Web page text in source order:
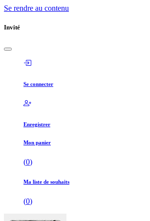
Se rendre au contenu
Invité
Se connecter
Enregistrer
Mon panier
(0)
Ma liste de souhaits
(0)